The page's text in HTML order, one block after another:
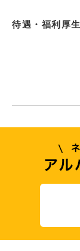
待遇・福利厚生